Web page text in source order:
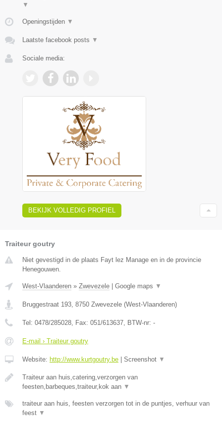
▼
Openingstijden ▼
Laatste facebook posts ▼
Sociale media:
BEKIJK VOLLEDIG PROFIEL
Traiteur goutry
Niet gevestigd in de plaats Fayt lez Manage en in de provincie
Henegouwen.
West-Vlaanderen » Zwevezele | Google maps ▼
Bruggestraat 193 8750 Zwevezele (West-Vlaanderen)
Tel: 0478/285028 , Fax: 051/613637 , BTW-nr: -
E-mail › Traiteur goutry
Website: http://www.kurtgoutry.be | Screenshot ▼
Traiteur aan huis,catering,verzorgen van
feesten,barbeques,traiteur,kok aan ▼
traiteur aan huis, feesten verzorgen tot in de puntjes, verhuur van
feest ▼